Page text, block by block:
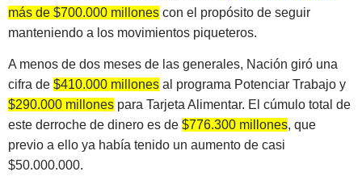
más de $700.000 millones con el propósito de seguir
manteniendo a los movimientos piqueteros.
A menos de dos meses de las generales, Nación giró una
cifra de $410.000 millones al programa Potenciar Trabajo y
$290.000 millones para Tarjeta Alimentar. El cúmulo total de
este derroche de dinero es de $776.300 millones, que
previo a ello ya había tenido un aumento de casi
$50.000.000.